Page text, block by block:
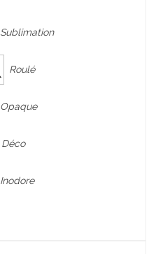
Sublimation
Roulé
Opaque
Déco
Inodore